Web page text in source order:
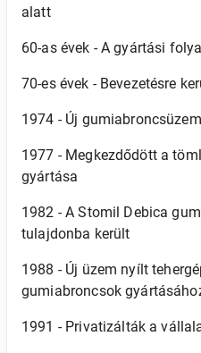
alatt
60-as évek - A gyártási
70-es évek - Bevezetésre
1974 - Új
1977 - Megkezdődött a
gyártása
1982 - A Stomil Debica
tulajdonba került
1988 - Új üzem nyílt
gumiabroncsok
1991 - Privatizálták a